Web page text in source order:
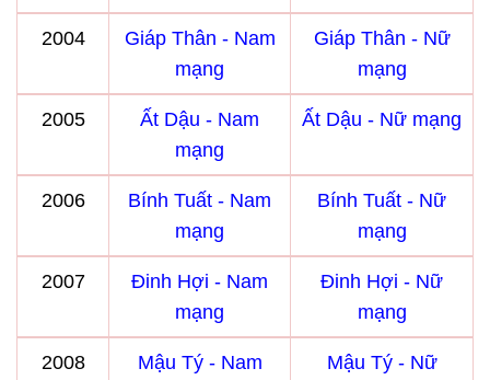
2004
Giáp Thân - Nam
mạng
Giáp Thân - Nữ
mạng
2005
Ất Dậu - Nam
mạng
Ất Dậu - Nữ mạng
2006
Bính Tuất - Nam
mạng
Bính Tuất - Nữ
mạng
2007
Đinh Hợi - Nam
mạng
Đinh Hợi - Nữ
mạng
2008
Mậu Tý - Nam
Mậu Tý - Nữ